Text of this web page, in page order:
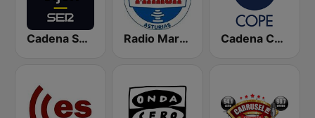
Cadena SER Gijón Radio Marca Asturias Cadena COPE